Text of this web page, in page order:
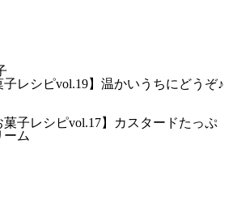
子レシピvol.19】温かいうちにどうぞ♪